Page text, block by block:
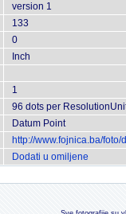
version 1
133
0
Inch
1
96 dots per
Datum Point
http://www.fojnica.ba/
Dodati u omiljene